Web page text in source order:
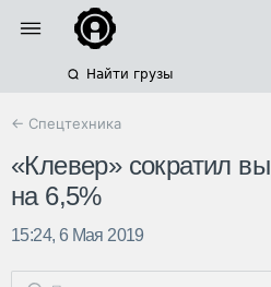
Найти грузы
← Спецтехника
«Клевер» сократил
на 6,5%
15:24, 6 Мая 2019